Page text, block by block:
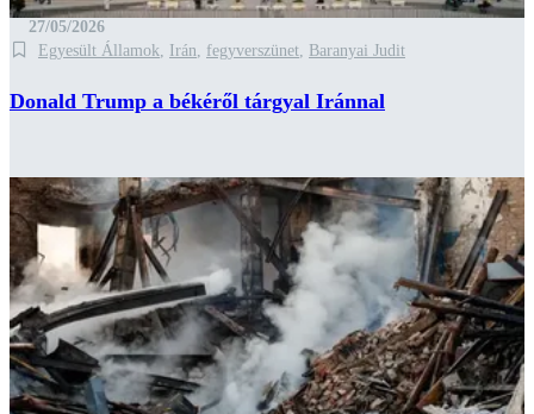
27/05/2026
Egyesült Államok
Irán fegyverszünet Baranyai Judit
Donald Trump a békéről tárgyal Iránnal